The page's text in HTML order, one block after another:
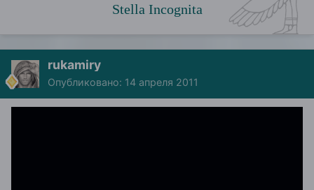
Stella Incognita
rukamiry
Опубликовано: 14 апреля 2011